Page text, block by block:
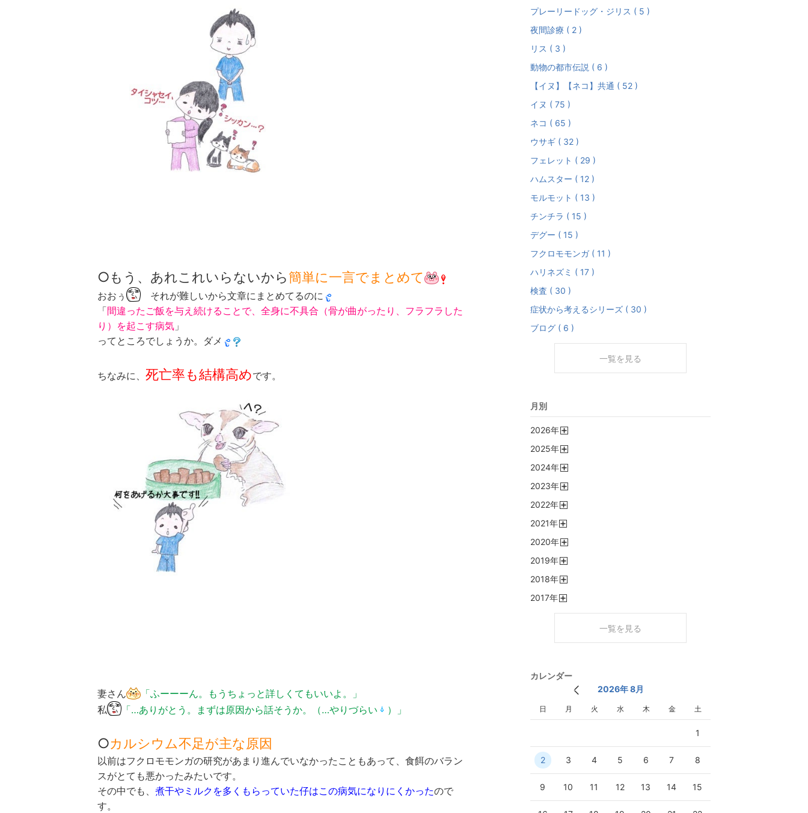
○もう、あれこれいらないから簡単に一言でまとめて
おおぅ
それが難しいから文章にまとめてるのに
「間違ったご飯を与え続けることで、全身に不具合（骨が曲がったり、フラフラした
り）を起こす病気 」
ってところでしょうか。ダメ
ちなみに、 死亡率も結構高めです。
妻さん
「ふーーーん。もうちょっと詳しくてもいいよ。」
私
「…ありがとう。まずは原因から話そうか。（…やりづらい ）」
○カルシウム不足が主な原因
以前はフクロモモンガの研究があまり進んでいなかったこともあって、食餌のバラン
スがとても悪かったみたいです。
その中でも、 煮干やミルクを多くもらっていた仔はこの病気になりにくかったので
す。
プレーリードッグ・ジリス ( 5 )
夜間診療 ( 2 )
リス ( 3 )
動物の都市伝説 ( 6 )
【イヌ】【ネコ】共通 ( 52 )
イヌ ( 75 )
ネコ ( 65 )
ウサギ ( 32 )
フェレット ( 29 )
ハムスター ( 12 )
モルモット ( 13 )
チンチラ ( 15 )
デグー ( 15 )
フクロモモンガ ( 11 )
ハリネズミ ( 17 )
検査 ( 30 )
症状から考えるシリーズ ( 30 )
ブログ ( 6 )
一覧を見る
月別
2026年
2025年
2024年
2023年
2022年
2021年
2020年
2019年
2018年
2017年
一覧を見る
カレンダー
2026年 8月
日 月 火 水 木 金 土
1
2 3 4 5 6 7 8
9 10 11 12 13 14 15